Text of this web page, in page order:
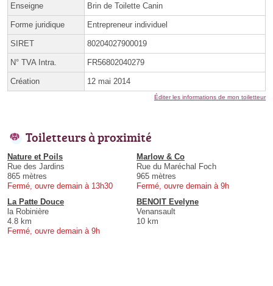
Enseigne Brin de Toilette Canin
Forme juridique Entrepreneur individuel
SIRET 80204027900019
N° TVA Intra. FR56802040279
Création 12 mai 2014
Éditer les informations de mon toiletteur
Toiletteurs à proximité
Nature et Poils
Rue des Jardins
865 mètres
Fermé, ouvre demain à 13h30
Marlow & Co
Rue du Maréchal Foch
965 mètres
Fermé, ouvre demain à 9h
La Patte Douce
la Robinière
4.8 km
Fermé, ouvre demain à 9h
BENOIT Evelyne
Venansault
10 km